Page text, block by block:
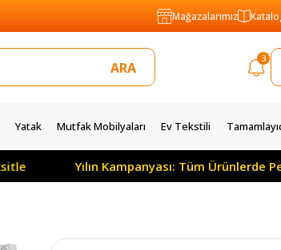
Mağazalarımız
3
Yatak Mutfak Mobilyaları Ev Tekstili
Yılın Kampanyası: Tüm Ürünlerde Peşin